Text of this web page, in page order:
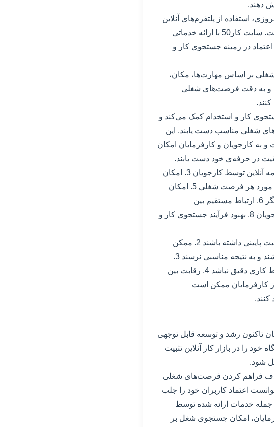
دهند.
استفاده از پلتفرم‌های آنلاین
برای یافتن شغل مناسب و استخدام نیروی کار به یک ضرورت تبدیل شده است. سایت کار50 با ارائه خدماتی
اعتماد در زمینه جستجوی کار و
بر اساس مهارت‌ها، مکان،
و به دقت فرصت‌های شغلی
فرآیند جستجوی کار و استخدام کمک می‌کند و
شغلی مناسب دست یابند. این
و به کارجویان و کارفرمایان امکان
در حرفه‌ی خود دست یابند.
مزایا: 1. ایجاد حساب کاربری رایگان برای هر دو طرف 2. امکان ارسال رزومه آنلاین توسط کارجویان 3. امکان
انتشار آگهی‌های شغلی توسط کارفرمایان 4. ارائه اطلاعات دقیق و کامل در مورد هر فرصت شغلی 5. امکان
فیلتر کردن فرصت‌های شغلی بر اساس مهارت‌ها، مکان، حقوق و شرایط دیگر 6. ارتباط مستقیم بین
کارفرمایان و کارجویان 7. ارائه خدمات متنوع و کارآمد به کارفرمایان و کارجویان 8. بهبود فرآیند جستجوی کار و
معایب: 1. ممکن است برخی از فرصت‌های شغلی منتشر شده در سایت کیفیت پایینی داشته باشند 2. ممکن
است برخی از کارجویان و کارفرمایان توانایی استفاده از پلتفرم را نداشته باشند و به نتیجه مناسبی نرسند 3.
ممکن است برخی از اطلاعات ارائه شده در مورد فرصت‌های شغلی و شرایط کاری دقیق نباشد 4. رقابت بین
مناسب ممکن است بسیار سخت باشد 5. برخی از کارفرمایان ممکن است
سال 1402 تأسیس شد و از آن زمان تاکنون رشد و توسعه قابل توجهی
را در بازار کار آنلاین تثبیت
شود.
که در آن زمان با هدف فراهم کردن فرصت‌های شغلی
اعتماد کاربران خود را جلب
جمله خدمات ارائه شده توسط
امکان جستجوی شغل بر